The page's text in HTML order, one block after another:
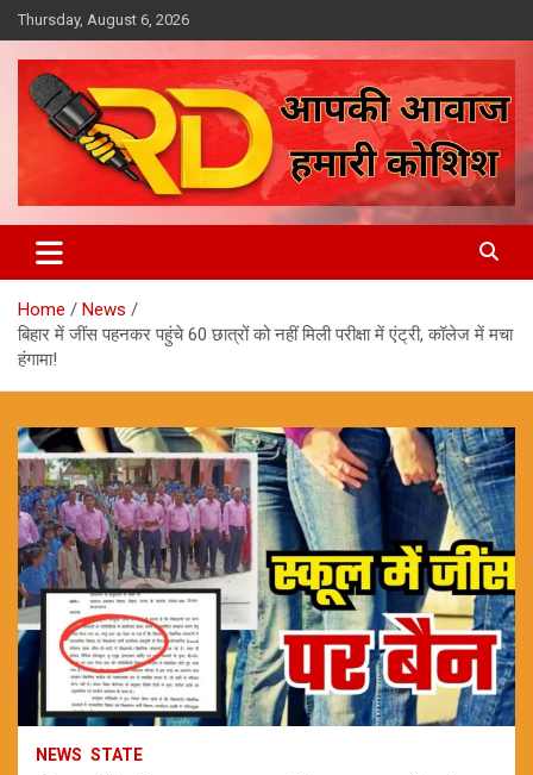
Skip
to
content
Thursday, August 6, 2026
Reporter Diaries
Home
News
बिहार में जींस पहनकर पहुंचे 60 छात्रों को नहीं मिली परीक्षा में एंट्री, कॉलेज में मचा
हंगामा!
NEWS STATE